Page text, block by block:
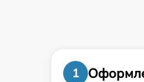
1